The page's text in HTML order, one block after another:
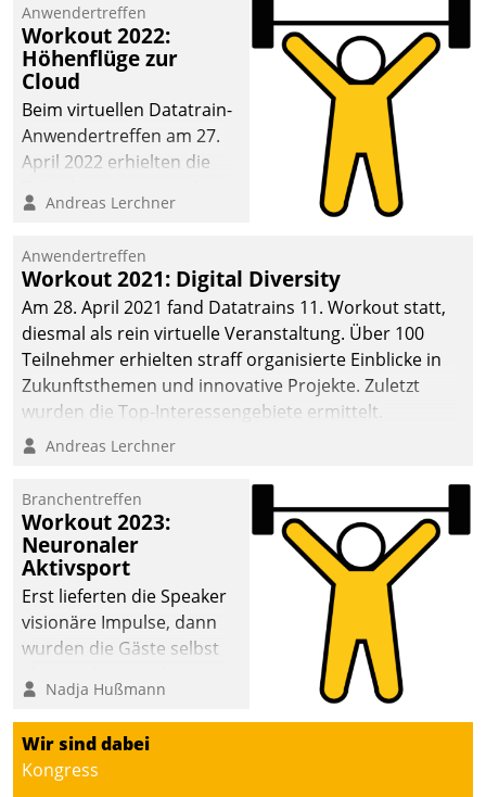
Mammutprojekte
meistern und Workloads
wuppen – bei zunehmend
anspruchsvollen
Aufgaben und
abnehmendem
Anwendertreffen
Workout 2022:
Höhenflüge zur
Cloud
Beim virtuellen Datatrain-
Anwendertreffen am 27.
April 2022 erhielten die
Teilnehmer kurzweilige
Cloud-Strategien und -
Lösungen mit hohem
Zukunftspotenzial.
Andreas Lerchner
Anwendertreffen
Workout 2021: Digital Diversity
Am 28. April 2021 fand Datatrains 11. Workout statt,
diesmal als rein virtuelle Veranstaltung. Über 100
Teilnehmer erhielten straff organisierte Einblicke in
Zukunftsthemen und innovative Projekte. Zuletzt
wurden die Top-Interessengebiete ermittelt.
Andreas Lerchner
Branchentreffen
Workout 2023:
Neuronaler
Aktivsport
Erst lieferten die Speaker
visionäre Impulse, dann
wurden die Gäste selbst
methodisch
Vernetzungsideen fürs
Quartier. Dazwischen
zeigte Datatrain, was es
Nadja Hußmann
Wir sind dabei
Kongress